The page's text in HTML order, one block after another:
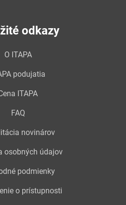
odkazy
O ITAPA
podujatia
ITAPA
FAQ
novinárov
osobných údajov
podmienky
o prístupnosti